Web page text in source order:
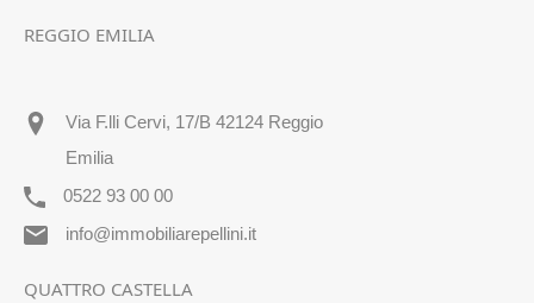
REGGIO EMILIA
Via F.lli Cervi, 17/B 42124 Reggio
Emilia
0522 93 00 00
info@immobiliarepellini.it
QUATTRO CASTELLA